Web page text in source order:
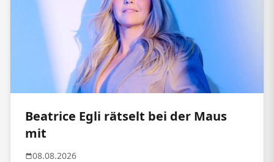
Beatrice Egli rätselt bei der Maus
mit
08.08.2026